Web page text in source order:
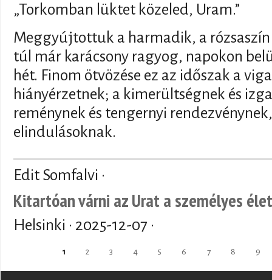
„Torkomban lüktet közeled, Uram.”
Meggyújtottuk a harmadik, a
túl már karácsony ragyog, napokon
hét. Finom ötvözése ez az időszak a
hiányérzetnek; a kimerültségnek és
reménynek és tengernyi
elindulásoknak.
Edit Somfalvi ·
Kitartóan várni az Urat a személyes
Helsinki · 2025-12-07 ·
1 2 3 4 5 6 7 8 9